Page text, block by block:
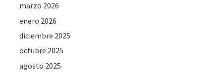
marzo 2026
enero 2026
diciembre 2025
octubre 2025
agosto 2025